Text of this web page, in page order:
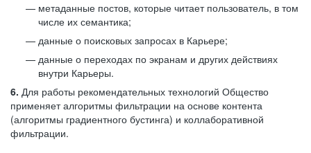
метаданные постов, которые читает пользователь, в том
числе их семантика;
данные о поисковых запросах в Карьере;
данные о переходах по экранам и других действиях
внутри Карьеры.
6. Для работы рекомендательных технологий Общество
применяет алгоритмы фильтрации на основе контента
(алгоритмы градиентного бустинга) и коллаборативной
фильтрации.